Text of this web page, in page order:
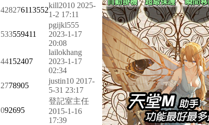
428276113552
kill2010 2025-
1-2 17:11
533559411
pgijkl555
2023-1-17
20:08
44152407
lailokhang
2023-1-17
02:34
2778905
justin10 2017-
5-31 23:17
092695
登記室主任
2015-1-16
17:39